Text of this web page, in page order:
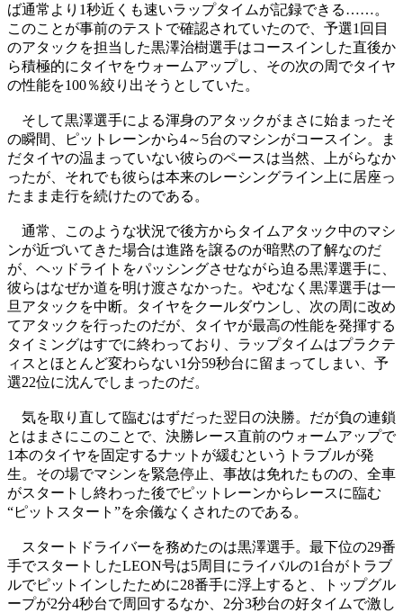
ば通常より1秒近くも速いラップタイムが記録できる……。
このことが事前のテストで確認されていたので、予選1回目
のアタックを担当した黒澤治樹選手はコースインした直後か
ら積極的にタイヤをウォームアップし、その次の周でタイヤ
の性能を100％絞り出そうとしていた。
そして黒澤選手による渾身のアタックがまさに始まったそ
の瞬間、ピットレーンから4～5台のマシンがコースイン。ま
だタイヤの温まっていない彼らのペースは当然、上がらなか
ったが、それでも彼らは本来のレーシングライン上に居座っ
たまま走行を続けたのである。
通常、このような状況で後方からタイムアタック中のマシ
ンが近づいてきた場合は進路を譲るのが暗黙の了解なのだ
が、ヘッドライトをパッシングさせながら迫る黒澤選手に、
彼らはなぜか道を明け渡さなかった。やむなく黒澤選手は一
旦アタックを中断。タイヤをクールダウンし、次の周に改め
てアタックを行ったのだが、タイヤが最高の性能を発揮する
タイミングはすでに終わっており、ラップタイムはプラクテ
ィスとほとんど変わらない1分59秒台に留まってしまい、予
選22位に沈んでしまったのだ。
気を取り直して臨むはずだった翌日の決勝。だが負の連鎖
とはまさにこのことで、決勝レース直前のウォームアップで
1本のタイヤを固定するナットが緩むというトラブルが発
生。その場でマシンを緊急停止、事故は免れたものの、全車
がスタートし終わった後でピットレーンからレースに臨む
“ピットスタート”を余儀なくされたのである。
スタートドライバーを務めたのは黒澤選手。最下位の29番
手でスタートしたLEON号は5周目にライバルの1台がトラブ
ルでピットインしたために28番手に浮上すると、トップグル
ープが2分4秒台で周回するなか、2分3秒台の好タイムで激し